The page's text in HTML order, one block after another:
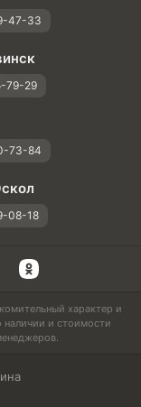
47-33
79-29
73-84
08-18
характер и
наличии и стоимости